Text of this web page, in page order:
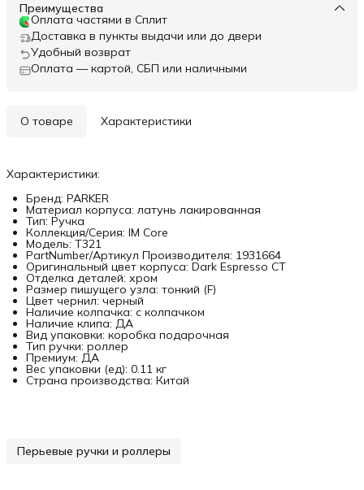
Преимущества
Оплата частями в Сплит
Доставка в пункты выдачи или до двери
Удобный возврат
Оплата — картой, СБП или наличными
О товаре Характеристики
Характеристики:
Бренд: PARKER
Материал корпуса: латунь лакированная
Тип: Ручка
Коллекция/Серия: IM Core
Модель: T321
PartNumber/Артикул Производителя: 1931664
Оригинальный цвет корпуса: Dark Espresso CT
Отделка деталей: хром
Размер пишущего узла: тонкий (F)
Цвет чернил: черный
Наличие колпачка: с колпачком
Наличие клипа: ДА
Вид упаковки: коробка подарочная
Тип ручки: роллер
Премиум: ДА
Вес упаковки (ед): 0.11 кг
Страна производства: Китай
Перьевые ручки и роллеры